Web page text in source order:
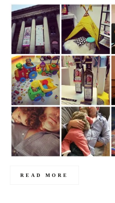
READ MORE